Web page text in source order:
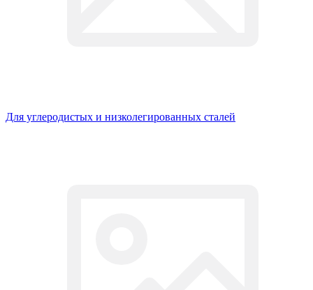
Для углеродистых и низколегированных сталей